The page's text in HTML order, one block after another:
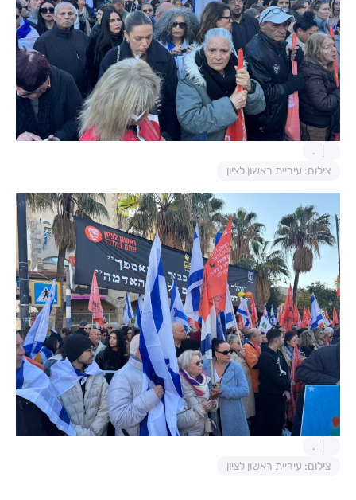
.
צילום: עיריית ראשון לציון
.
צילום: עיריית ראשון לציון